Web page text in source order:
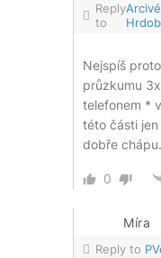
Reply
to
Nejspíš
průzkumu
telefonem *
této části
dobře chápu.
0
Míra
Reply to